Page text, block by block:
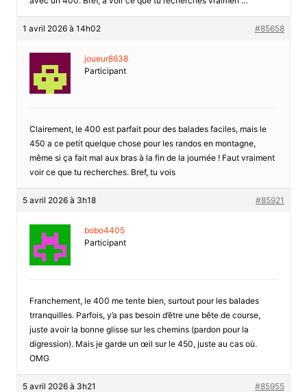
1 avril 2026 à 14h02 #85658
joueur8638
Participant
Clairement, le 400 est parfait pour des balades faciles, mais le
450 a ce petit quelque chose pour les randos en montagne,
même si ça fait mal aux bras à la fin de la journée ! Faut vraiment
voir ce que tu recherches. Bref, tu vois
5 avril 2026 à 3h18 #85921
bobo4405
Participant
Franchement, le 400 me tente bien, surtout pour les balades
trranquilles. Parfois, y’a pas besoin d’être une bête de course,
juste avoir la bonne glisse sur les chemins (pardon pour la
digression). Mais je garde un œil sur le 450, juste au cas où.
OMG
5 avril 2026 à 3h21 #85955